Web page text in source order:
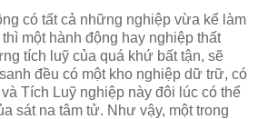
có tất cả những nghiệp vừa kể làm
một hành động hay nghiệp thất
tích luỹ của quá khứ bất tận, sẽ
đều có một kho nghiệp dữ trữ, có
Tích Luỹ nghiệp này đôi lúc có thể
sát na tâm tử. Như vậy, một trong